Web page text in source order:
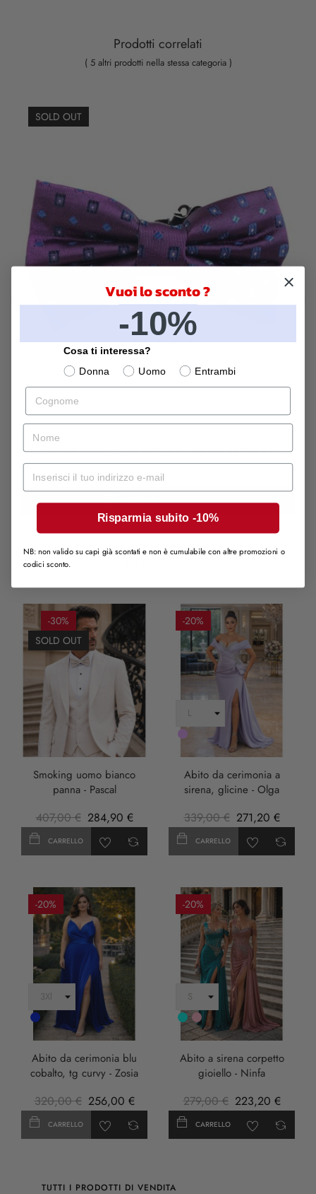
Prodotti correlati
( 5 altri prodotti nella stessa categoria )
SOLD OUT
Papillon uomo - Viola con pois - Papillon particolare
9,99 €
CARRELLO
-30%
SOLD OUT
Smoking uomo bianco
panna - Pascal
407,00 € 284,90 €
CARRELLO
-20%
LILLA
Abito da cerimonia a
sirena, glicine - Olga
339,00 € 271,20 €
CARRELLO
-20%
Cobalto
Abito da cerimonia blu
cobalto, tg curvy - Zosia
320,00 € 256,00 €
CARRELLO
-20%
Turchese
rosa
anticha
Abito a sirena corpetto
gioiello - Ninfa
279,00 € 223,20 €
CARRELLO
TUTTI I PRODOTTI DI VENDITA
Vuoi lo sconto ?
-10%
Cosa ti interessa?
Donna
Uomo
Entrambi
Cognome
nome
Mail
Risparmia subito -10%
NB: non valido su capi già scontati e non è cumulabile con altre promozioni o
codici sconto.